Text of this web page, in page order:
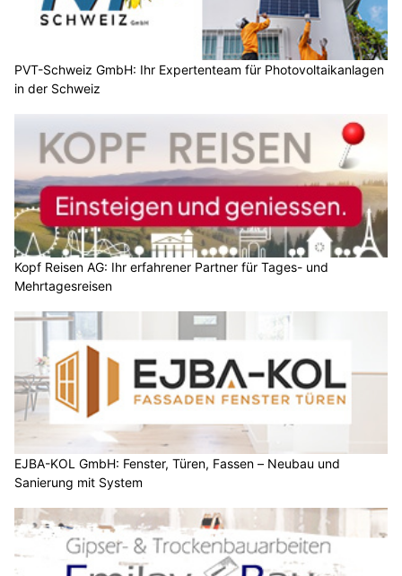
PVT-Schweiz GmbH: Ihr Expertenteam für Photovoltaikanlagen
in der Schweiz
Kopf Reisen AG: Ihr erfahrener Partner für Tages- und
Mehrtagesreisen
EJBA-KOL GmbH: Fenster, Türen, Fassen – Neubau und
Sanierung mit System